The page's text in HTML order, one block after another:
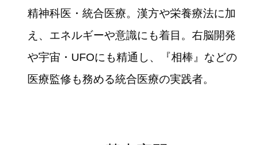
精神科医・統合医療。漢方や栄養療法に加
え、エネルギーや意識にも着目。右脳開発
や宇宙・UFOにも精通し、『相棒』などの
医療監修も務める統合医療の実践者。